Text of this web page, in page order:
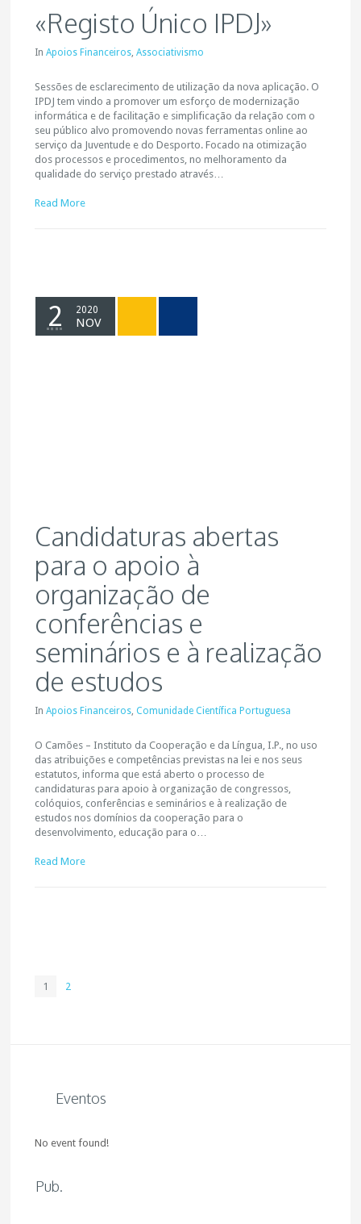
«Registo Único IPDJ»
InApoios Financeiros,Associativismo
Sessões de esclarecimento de utilização da nova aplicação. O
IPDJ tem vindo a promover um esforço de modernização
informática e de facilitação e simplificação da relação com o
seu público alvo promovendo novas ferramentas online ao
serviço da Juventude e do Desporto. Focado na otimização
dos processos e procedimentos, no melhoramento da
qualidade do serviço prestado através…
Read More
2 2020
NOV
Candidaturas abertas
para o apoio à
organização de
conferências e
seminários e à realização
de estudos
InApoios Financeiros,Comunidade Científica Portuguesa
O Camões – Instituto da Cooperação e da Língua, I.P., no uso
das atribuições e competências previstas na lei e nos seus
estatutos, informa que está aberto o processo de
candidaturas para apoio à organização de congressos,
colóquios, conferências e seminários e à realização de
estudos nos domínios da cooperação para o
desenvolvimento, educação para o…
Read More
1 2
Eventos
No event found!
Pub.